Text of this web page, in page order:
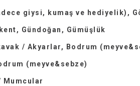
giysi, kumaş ve hediyelik),
Gündoğan, Gümüşlük
/ Akyarlar, Bodrum
(meyve&sebze)
Mumcular